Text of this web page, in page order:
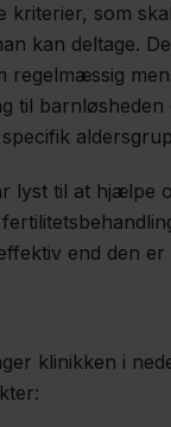
kriterier, som
kan deltage.
regelmæssig
til barnløsheden
lyst til at hjælpe
end den er
klinikken i